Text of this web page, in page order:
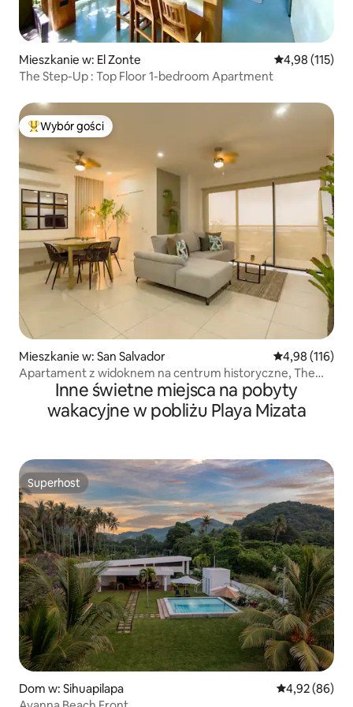
Mieszkanie w: El Zonte Średnia
4,98 (115)
The Step-Up : Top Floor 1-bedroom Apartment
Najpopularniejsze z kategorii Wybór gości
Wybór gości
Mieszkanie w: San Salvador Średnia
4,98 (116)
Apartament z widoknem na centrum historyczne, The
Inne świetne miejsca na pobyty
wakacyjne w pobliżu Playa Mizata
Superhost
Superhost
Dom w: Sihuapilapa Średnia
4,92 (86)